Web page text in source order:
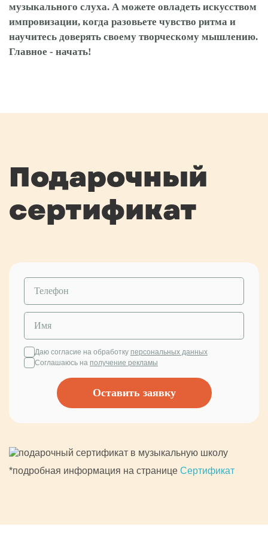
музыкального слуха. А можете овладеть искусством
импровизации, когда разовьете чувство ритма и
научитесь доверять своему творческому мышлению.
Главное - начать!
Подарочный
сертификат
Даю согласие на обработку персональных данных
Соглашаюсь на получение рекламы
Оставить заявку
*подробная информация на странице Сертификат